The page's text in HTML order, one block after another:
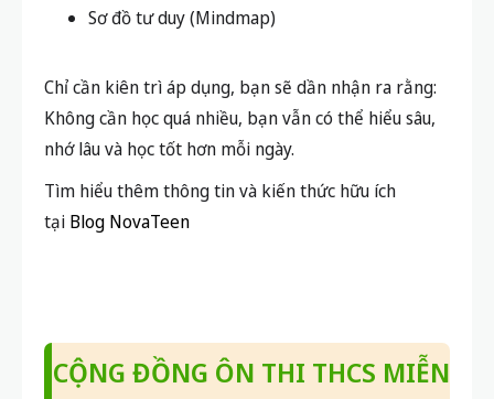
Sơ đồ tư duy (Mindmap)
Chỉ cần kiên trì áp dụng, bạn sẽ dần nhận ra rằng:
Không cần học quá nhiều, bạn vẫn có thể hiểu sâu,
nhớ lâu và học tốt hơn mỗi ngày.
Tìm hiểu thêm thông tin và kiến thức hữu ích
tại Blog NovaTeen
CỘNG ĐỒNG ÔN THI THCS MIỄN